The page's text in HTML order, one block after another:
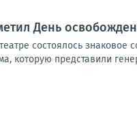
День
состоялось
которую представили